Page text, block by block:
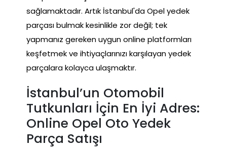
sağlamaktadır. Artık İstanbul'da Opel yedek
parçası bulmak kesinlikle zor değil; tek
yapmanız gereken uygun online platformları
keşfetmek ve ihtiyaçlarınızı karşılayan yedek
parçalara kolayca ulaşmaktır.
İstanbul’un Otomobil
Tutkunları İçin En İyi Adres:
Online Opel Oto Yedek
Parça Satışı